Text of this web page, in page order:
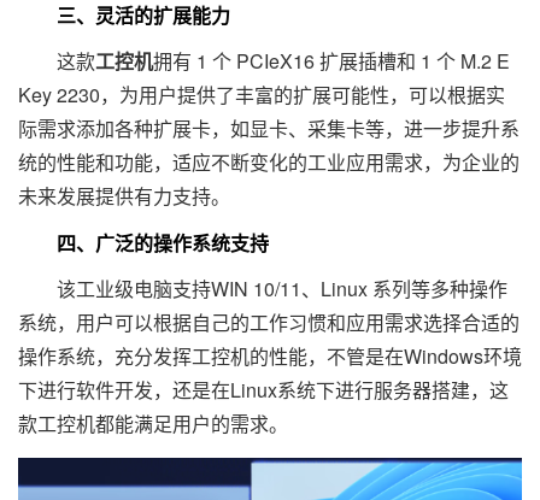
三、灵活的扩展能力
这款工控机拥有 1 个 PCIeX16 扩展插槽和 1 个 M.2 E
Key 2230，为用户提供了丰富的扩展可能性，可以根据实
际需求添加各种扩展卡，如显卡、采集卡等，进一步提升系
统的性能和功能，适应不断变化的工业应用需求，为企业的
未来发展提供有力支持。
四、广泛的操作系统支持
该工业级电脑支持WIN 10/11、Linux 系列等多种操作
系统，用户可以根据自己的工作习惯和应用需求选择合适的
操作系统，充分发挥工控机的性能，不管是在Windows环境
下进行软件开发，还是在Linux系统下进行服务器搭建，这
款工控机都能满足用户的需求。